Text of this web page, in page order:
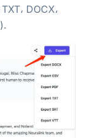
PDF، VTT، CSV أو SRT (لترجمات).